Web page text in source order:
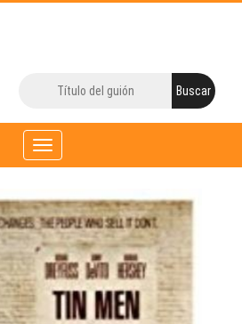
Toggle
navigation